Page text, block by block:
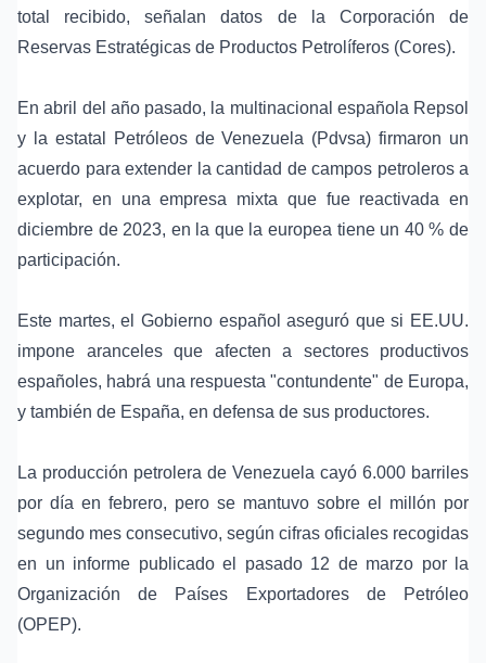
total recibido, señalan datos de la Corporación de
Reservas Estratégicas de Productos Petrolíferos (Cores).
En abril del año pasado, la multinacional española Repsol
y la estatal Petróleos de Venezuela (Pdvsa) firmaron un
acuerdo para extender la cantidad de campos petroleros a
explotar, en una empresa mixta que fue reactivada en
diciembre de 2023, en la que la europea tiene un 40 % de
participación.
Este martes, el Gobierno español aseguró que si EE.UU.
impone aranceles que afecten a sectores productivos
españoles, habrá una respuesta "contundente" de Europa,
y también de España, en defensa de sus productores.
La producción petrolera de Venezuela cayó 6.000 barriles
por día en febrero, pero se mantuvo sobre el millón por
segundo mes consecutivo, según cifras oficiales recogidas
en un informe publicado el pasado 12 de marzo por la
Organización de Países Exportadores de Petróleo
(OPEP).